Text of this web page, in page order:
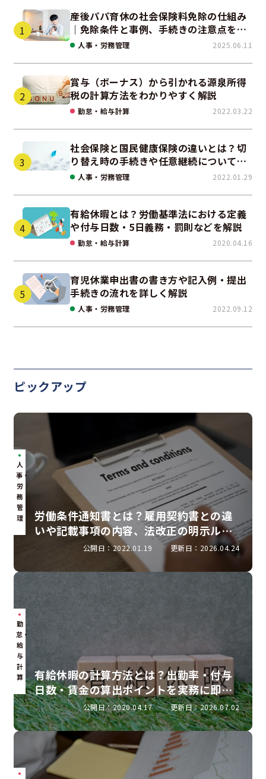
産後パパ育休の社会保険料免除の仕組み
｜免除条件と事例、手続きの注意点を解
説人事・労務管理 2025.06.11
賞与（ボーナス）から引かれる源泉所得
税の計算方法をわかりやすく解説
勤怠・給与計算 2022.03.22
社会保険と国民健康保険の違いとは？切
り替え時の手続きや任意継続について解
説！
人事・労務管理 2022.01.29
有給休暇とは？労働基準法における定義
や付与日数・5日義務・罰則などを解説
勤怠・給与計算 2020.04.16
育児休業申出書の書き方や記入例・提出
手続きの流れを詳しく解説
人事・労務管理 2022.09.12
ピックアップ
人
事・
労
務
管
理
労働条件通知書とは？雇用契約書との違
いや記載事項の内容、法改正の明示ルー
ルを解説
公開日：2022.01.19 更新日：2026.04.24
勤
怠・
給
与
計
算
有給休暇の計算方法とは？出勤率・付与
日数・賃金の算出ポイントを実務に即し
て解説
公開日：2020.04.17 更新日：2026.07.02